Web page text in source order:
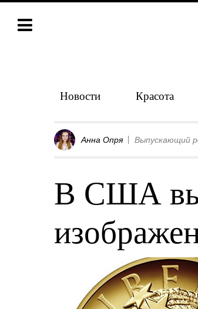
Новости Красота
Анна Опря Выпускающий
В США